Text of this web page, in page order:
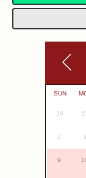
SUN
26
2 3
9